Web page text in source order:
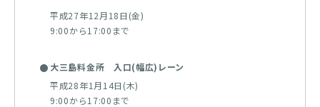
平成27年12月18日(金)
9:00から17:00まで
大三島料金所 入口(幅広)レーン
平成28年1月14日(木)
9:00から17:00まで